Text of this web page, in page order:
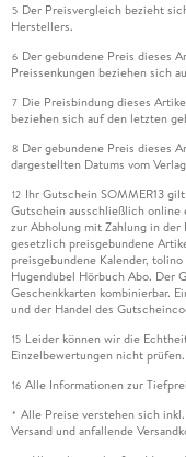
5 Der Preisvergleich bezieht
Herstellers.
6 Der gebundene Preis dieses
Preissenkungen beziehen sich
7 Die Preisbindung dieses
beziehen sich auf den letzten
8 Der gebundene Preis dieses
dargestellten Datums vom
12 Ihr Gutschein SOMMER13
Gutschein ausschließlich
zur Abholung mit Zahlung in
gesetzlich preisgebundene
preisgebundene Kalender,
Hugendubel Hörbuch Abo. Der
Geschenkkarten kombinierbar.
und der Handel des
15 Leider können wir die
Einzelbewertungen nicht prüfen.
16 Alle Informationen zur
* Alle Preise verstehen sich
Versand und anfallende